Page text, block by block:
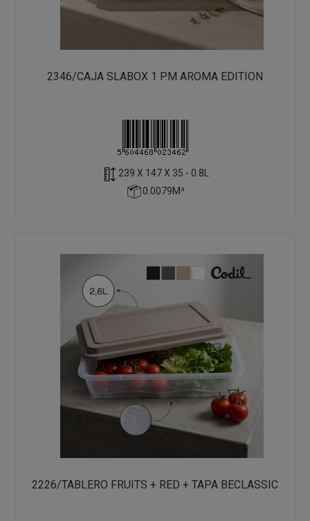
2346/CAJA SLABOX 1 PM AROMA EDITION
239 X 147 X 35 - 0.8L
0.0079M³
2226/TABLERO FRUITS + RED + TAPA BECLASSIC